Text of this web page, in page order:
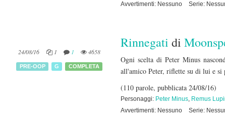
Avvertimenti: Nessuno
Serie:
24/08/16 1 1 4658
PRE-OOP G COMPLETA
Rinnegati di
Ogni scelta di Peter Minus
all'amico Peter, riflette su di lui e si
(110 parole, pubblicata 24/08/16)
Personaggi: Peter Minus, Remus
Avvertimenti: Nessuno
Serie: